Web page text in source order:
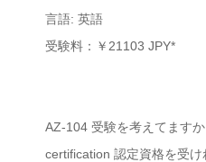
言語: 英語
受験料：￥21103 JPY*
AZ-104 受験を考えてます
certification 認定資格を受